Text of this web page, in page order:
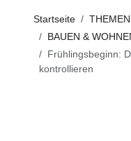
Startseite
BAUEN &
Frühlingsbeginn:
kontrollieren